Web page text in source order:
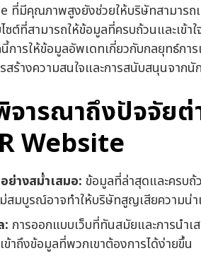
มีคุณภาพสูงยังช่วยให้บริษัทสามารถ
ต์ที่สามารถให้ข้อมูลที่ครบถ้วนและเข้า
ารให้ข้อมูลอัพเดทเกี่ยวกับกลยุทธ์กา
ร้างความสนใจและการสนับสนุนจากนั
ารณาถึงปัจจัยต่
Website
ย่างสม่ำเสมอ: ข้อมูลที่ล่าสุดและครบ
สมบูรณ์อาจทำให้บริษัทสูญเสียความน่า
: การออกแบบเว็บที่ทันสมัยและการนำ
ข้าถึงข้อมูลที่พวกเขาต้องการได้ง่ายขึ้น